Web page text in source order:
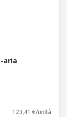
aria
123,41 €/unità